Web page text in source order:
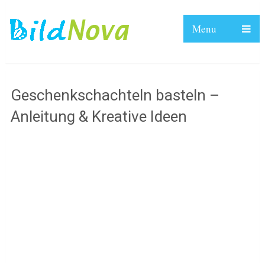
Menu
Geschenkschachteln basteln –
Anleitung & Kreative Ideen